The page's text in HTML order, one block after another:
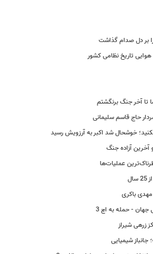
بر دل صدام گذاشت
خوشحال شد اکبر به آرزویش رسید
آخرین آزاده جنگ
عملیات‌ها
باکری
- حمله به اچ 3
زرهی شیراز
جانباز شیمیایی